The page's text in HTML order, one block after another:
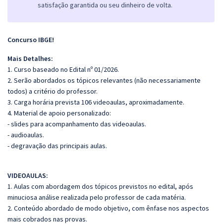
satisfação garantida ou seu dinheiro de volta.
Concurso IBGE!
Mais Detalhes:
1. Curso baseado no Edital nº 01/2026.
2. Serão abordados os tópicos relevantes (não necessariamente
todos) a critério do professor.
3. Carga horária prevista 106 videoaulas, aproximadamente.
4. Material de apoio personalizado:
- slides para acompanhamento das videoaulas.
- audioaulas.
- degravação das principais aulas.
VIDEOAULAS:
1. Aulas com abordagem dos tópicos previstos no edital, após
minuciosa análise realizada pelo professor de cada matéria.
2. Conteúdo abordado de modo objetivo, com ênfase nos aspectos
mais cobrados nas provas.